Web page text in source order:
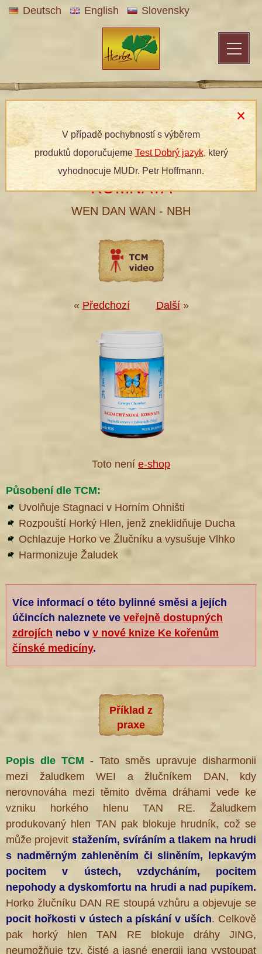
Deutsch English Slovensky
Patentní medicína Dle kategorií
» 036 BALDACHÝNOVÁ KOMNATA
036 BALDACHÝNOVÁ
KOMNATA
WEN DAN WAN - NBH
« Předchozí Další»
Toto není e-shop
Působení dle TCM:
Uvolňuje Stagnaci v Horním Ohništi
Rozpouští Horký Hlen, jenž zneklidňuje Ducha
Ochlazuje Horko ve Žlučníku a vysušuje Vlhko
Harmonizuje Žaludek
Více informací o této bylinné směsi a jejích
účincích naleznete ve veřejně dostupných
zdrojích nebo v v nové knize Ke kořenům
čínské medicíny.
Příklad z
praxe
Popis dle TCM - Tato směs upravuje disharmonii
mezi žaludkem WEI a žlučníkem DAN, kdy
nerovnováha mezi těmito dvěma dráhami vede ke
vzniku horkého hlenu TAN RE. Žaludkem
produkovaný hlen TAN pak blokuje hrudník, což se
může projevit stažením, svíráním a tlakem na hrudi
s nadměrným zahleněním či sliněním, lepkavým
pocitem v ústech, vzdycháním, pocitem
nepohody a dyskomfortu na hrudi a nad pupíkem.
Horko žlučníku DAN RE stoupá vzhůru a objevuje se
pocit hořkosti v ústech a pískání v uších. Celkově
pak horký hlen TAN RE blokuje dráhy JING,
neumožňuje tzv. čisté a jasné energii jang vystoupat
V případě pochybností s výběrem
produktů doporučujeme Test Dobrý jazyk, který
vyhodnocuje MUDr. Petr Hoffmann.